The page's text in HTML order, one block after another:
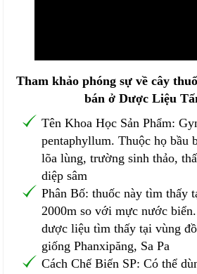
Tham khảo phóng sự về cây
bán ở Dược Liệu
Tên Khoa Học Sản Phẩm:
pentaphyllum. Thuộc họ bầu
lõa lùng, trường sinh thảo,
diệp sâm
Phân Bố: thuốc này tìm thấy
2000m so với mực nước
dược liệu tìm thấy tại vùng
giống Phanxipăng, Sa Pa
Cách Chế Biến SP: Có thể